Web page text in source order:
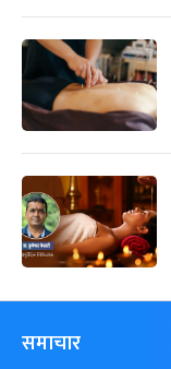
समाचार